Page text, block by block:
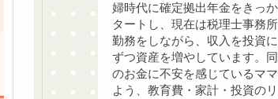
婦時代に確定拠出年金をきっ
タートし、現在は税理士事務
勤務をしながら、収入を投資
ずつ資産を増やしています。
のお金に不安を感じているマ
よう、教育費・家計・投資の